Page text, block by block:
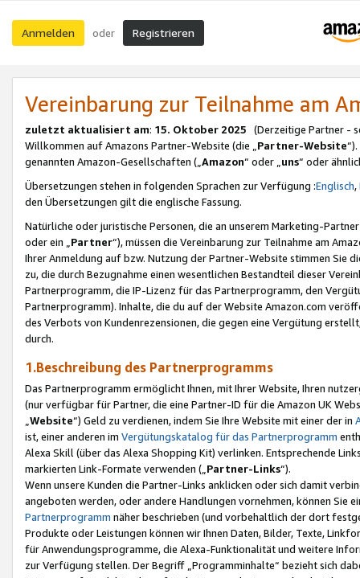
Anmelden oder Registrieren
Vereinbarung zur Teilnahme am
zuletzt aktualisiert am: 15. Oktober 2025 (Derzeitige Partner -
Willkommen auf Amazons Partner-Website (die „Partner-Website
genannten Amazon-Gesellschaften („Amazon“ oder „uns“ oder
Übersetzungen stehen in folgenden Sprachen zur Verfügung :Englisch,
den Übersetzungen gilt die englische Fassung.
Natürliche oder juristische Personen, die an unserem Marketing-
oder ein „Partner“), müssen die Vereinbarung zur Teilnahme am
Ihrer Anmeldung auf bzw. Nutzung der Partner-Website stimmen Sie
zu, die durch Bezugnahme einen wesentlichen Bestandteil dieser
Partnerprogramm, die IP-Lizenz für das Partnerprogramm, den
Partnerprogramm). Inhalte, die du auf der Website Amazon.com
des Verbots von Kundenrezensionen, die gegen eine Vergütung
durch.
1.Beschreibung des Partnerprogramms
Das Partnerprogramm ermöglicht Ihnen, mit Ihrer Website, Ihren
(nur verfügbar für Partner, die eine Partner-ID für die Amazon UK
Website“) Geld zu verdienen, indem Sie Ihre Website mit einer der in
ist, einer anderen im Vergütungskatalog für das Partnerprogramm
Alexa Skill (über das Alexa Shopping Kit) verlinken. Entsprechende
markierten Link-Formate verwenden („ Partner-Links“).
Wenn unsere Kunden die Partner-Links anklicken oder sich damit
angeboten werden, oder andere Handlungen vornehmen, können Sie
Partnerprogramm näher beschrieben (und vorbehaltlich der dort
Produkte oder Leistungen können wir Ihnen Daten, Bilder, Texte,
für Anwendungsprogramme, die Alexa-Funktionalität und weitere
zur Verfügung stellen. Der Begriff „Programminhalte“ bezieht sich